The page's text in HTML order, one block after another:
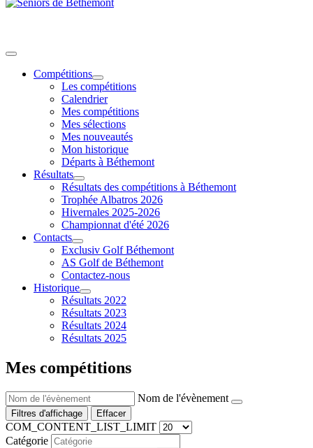
Compétitions
Les compétitions
Calendrier
Mes compétitions
Mes sélections
Mes nouveautés
Mon historique
Départs à Béthemont
Résultats
Résultats des compétitions à Béthemont
Trophée Albatros 2026
Hivernales 2025-2026
Championnat d'été 2026
Contacts
Exclusiv Golf Béthemont
AS Golf de Béthemont
Contactez-nous
Historique
Résultats 2022
Résultats 2023
Résultats 2024
Résultats 2025
Mes compétitions
Nom de l'évènement
Filtres d'affichage Effacer
COM_CONTENT_LIST_LIMIT
Catégorie